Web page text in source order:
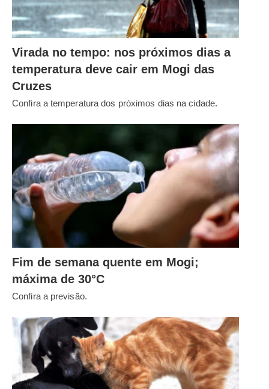
Virada no tempo: nos próximos dias a
temperatura deve cair em Mogi das
Cruzes
Confira a temperatura dos próximos dias na cidade.
Fim de semana quente em Mogi;
máxima de 30°C
Confira a previsão.